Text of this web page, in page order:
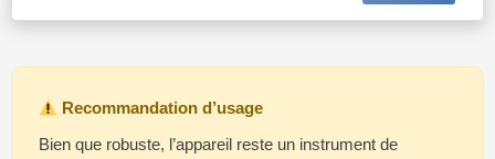
Recommandation d’usage
Bien que robuste, l’appareil reste un instrument de